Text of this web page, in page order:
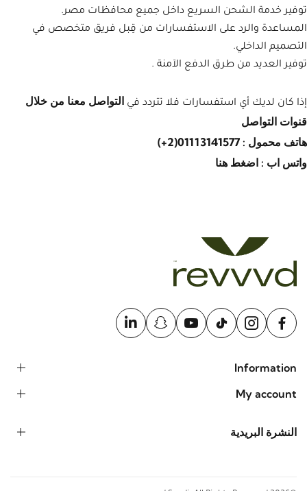
توفير خدمة الشحن السريع داخل جميع محافظات مصر.
المساعدة والرد على الاستفسارات من قِبل فريق متخصص في
التصميم الداخلي.
توفير العديد من طرق الدفع الآمنة .
إذا كان لديك أي استفسارات فلا تتردد في التواصل معنا من خلال
قنوات التواصل
هاتف محمول : 01113141577
(2+)
واتس اب : اضغط هنا
Information
My account
النشرة البريدية